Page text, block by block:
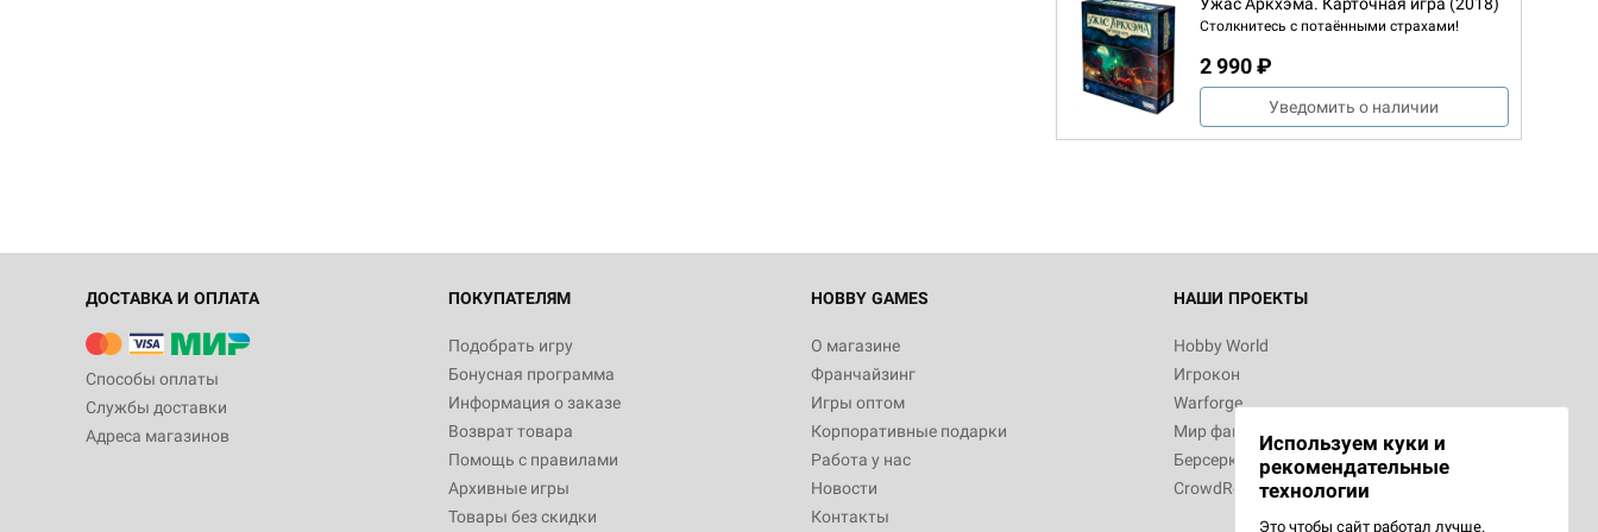
Столкнитесь с потаёнными страхами!
2 990 ₽
Уведомить о наличии
ДОСТАВКА И ОПЛАТА
Способы оплаты
Службы доставки
Адреса магазинов
ПОКУПАТЕЛЯМ
Подобрать игру
Бонусная программа
Информация о заказе
Возврат товара
Помощь с правилами
Архивные игры
Товары без скидки
HOBBY GAMES
О магазине
Франчайзинг
Игры оптом
Корпоративные подарки
Работа у нас
Новости
Контакты
НАШИ ПРОЕКТЫ
Hobby World
Игрокон
Warforge
Мир фантастики
Берсерк
CrowdRepublic
Используем куки и
рекомендательные
технологии
Это чтобы сайт работал лучше.